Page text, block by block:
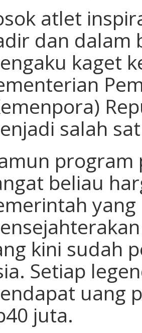
atlet
dan dalam
kaget
salah
beliau
kini sudah
Setiap
uang
juta.